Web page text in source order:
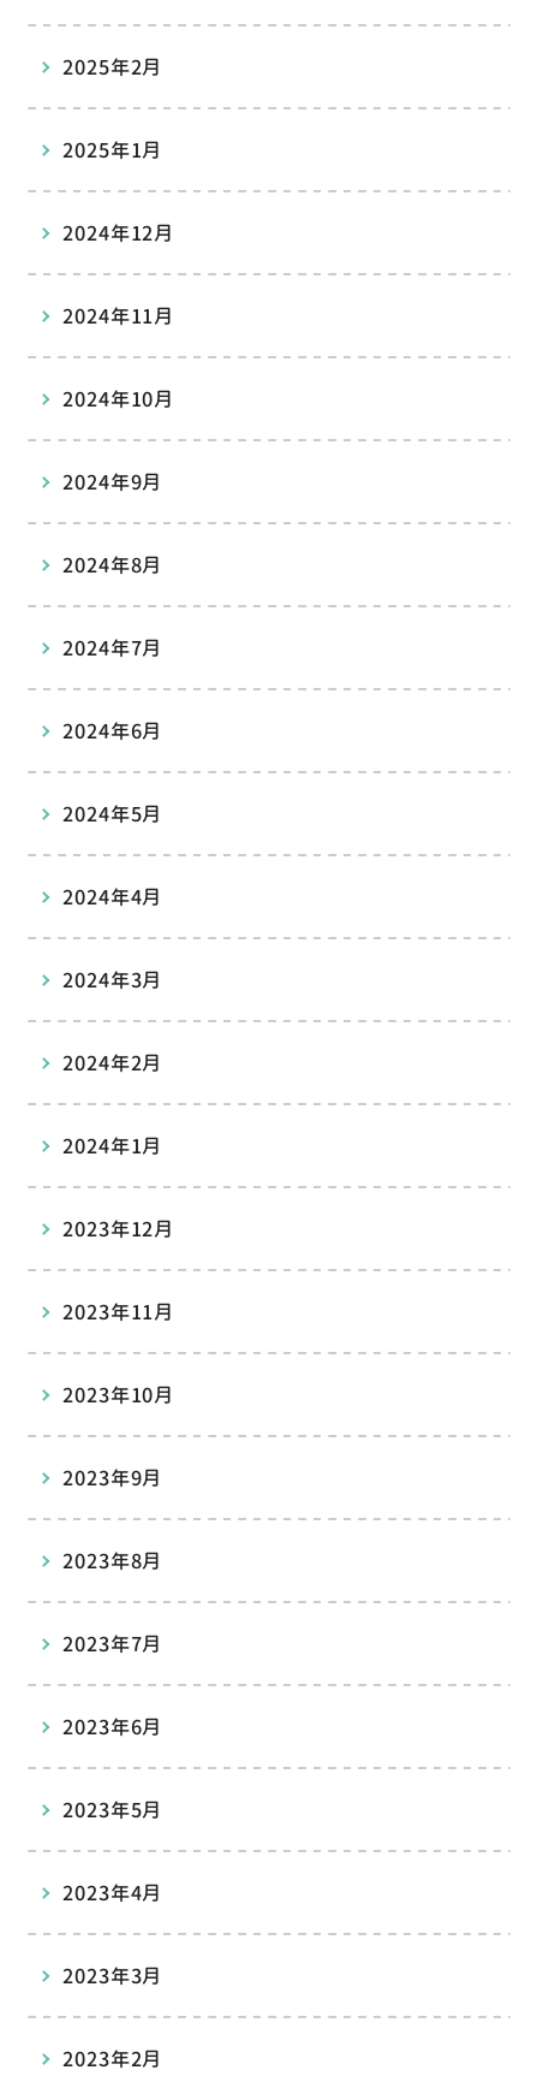
2025年2月
2025年1月
2024年12月
2024年11月
2024年10月
2024年9月
2024年8月
2024年7月
2024年6月
2024年5月
2024年4月
2024年3月
2024年2月
2024年1月
2023年12月
2023年11月
2023年10月
2023年9月
2023年8月
2023年7月
2023年6月
2023年5月
2023年4月
2023年3月
2023年2月